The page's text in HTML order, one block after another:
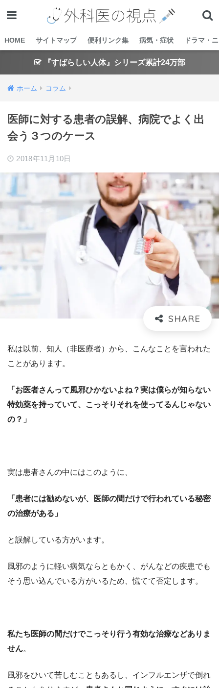
HOME サイトマップ 便利リンク集 病気・症状 ドラマ・
『すばらしい人体』シリーズ累計24万部
ホーム コラム
医師に対する患者の誤解、病院でよく出
会う３つのケース
2018年11月10日
私は以前、知人（非医療者）から、こんなことを言われた
ことがあります。
「お医者さんって風邪ひかないよね？実は僕らが知らない
特効薬を持っていて、こっそりそれを使ってるんじゃない
の？」
実は患者さんの中にはこのように、
「患者には勧めないが、医師の間だけで行われている秘密
の治療がある」
と誤解している方がいます。
風邪のように軽い病気ならともかく、がんなどの疾患でも
そう思い込んでいる方がいるため、慌てて否定します。
私たち医師の間だけでこっそり行う有効な治療などありま
せん。
風邪をひいて苦しむこともあるし、インフルエンザで倒れ